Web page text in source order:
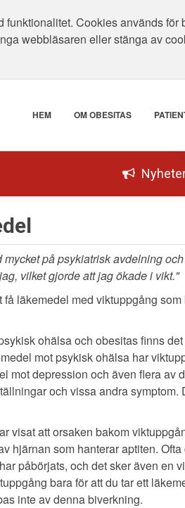
Cookies används för
webbläsaren eller stänga av
HEM OM OBESITAS
mycket på psykiatrisk avdelning
vilket gjorde att jag ökade i vikt."
få läkemedel med viktuppgång
ohälsa och obesitas finns
mot psykisk ohälsa har
mot depression och även flera av
och vissa andra
visat att orsaken bakom
hjärnan som hanterar aptiten.
påbörjats, och det sker även en
bara för att du tar ett
inte av denna biverkning.